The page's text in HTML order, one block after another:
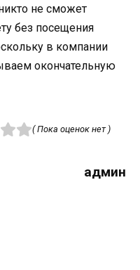
не сможет
без посещения
в компании
окончательную
( Пока оценок нет )
админ